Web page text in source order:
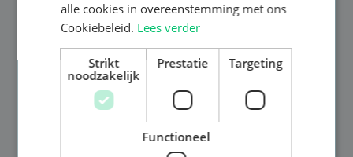
alle cookies in overeenstemming met ons
Cookiebeleid. Lees verder
Strikt
noodzakelijk
Prestatie Targeting
Functioneel